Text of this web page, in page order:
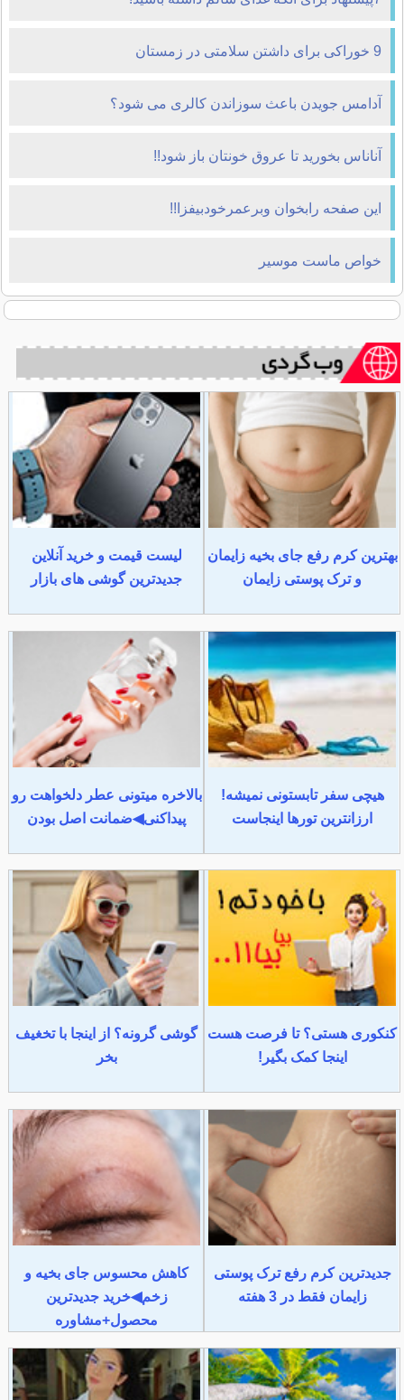
9 خوراکی برای داشتن سلامتی در زمستان
آدامس جویدن باعث سوزاندن کالری می شود؟
آناناس بخوريد تا عروق خونتان باز شود!!
اين صفحه رابخوان وبرعمرخودبيفزا!!
خواص ماست موسير
بهترین کرم رفع جای بخیه زایمان
و ترک پوستی زایمان
لیست قیمت و خرید آنلاین
جدیدترین گوشی های بازار
هیچی سفر تابستونی نمیشه!
ارزانترین تورها اینجاست
بالاخره میتونی عطر دلخواهت رو
پیداکنی◀ضمانت اصل بودن
کنکوری هستی؟ تا فرصت هست
اینجا کمک بگیر!
گوشی گرونه؟ از اینجا با تخغیف
بخر
جدیدترین کرم رفع ترک پوستی
زایمان فقط در 3 هفته
کاهش محسوس جای بخیه و
زخم◀خرید جدیدترین
محصول+مشاوره